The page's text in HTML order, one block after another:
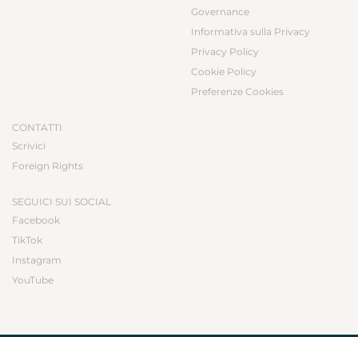
Governance
Informativa sulla Privacy
Privacy Policy
Cookie Policy
Preferenze Cookies
CONTATTI
Scrivici
Foreign Rights
SEGUICI SUI SOCIAL
Facebook
TikTok
Instagram
YouTube